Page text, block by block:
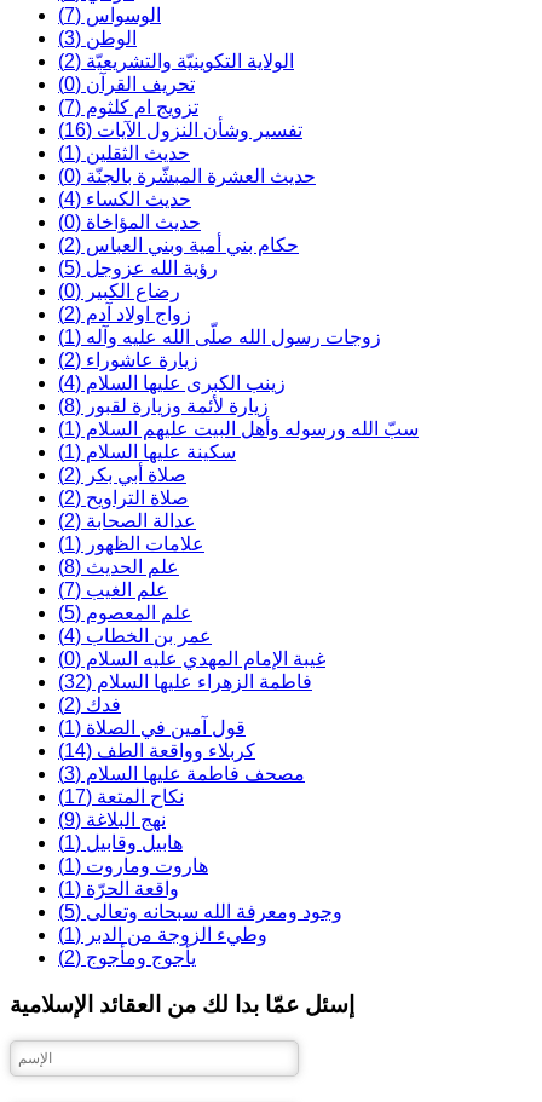
الوسواس (7)
الوطن (3)
الولاية التكوينيّة والتشريعيّة (2)
تحريف القرآن (0)
تزويج ام كلثوم (7)
تفسير وشأن النزول الآيات (16)
حديث الثقلين (1)
حديث العشرة المبشّرة بالجنّة (0)
حديث الكساء (4)
حديث المؤاخاة (0)
حكام بني أمية وبني العباس (2)
رؤية الله عزوجل (5)
رضاع الكبير (0)
زواج اولاد آدم (2)
زوجات رسول الله صلّى الله عليه وآله (1)
زيارة عاشوراء (2)
زينب الکبری عليها السلام (4)
زیارة لأئمة وزيارة لقبور (8)
سبّ الله ورسوله وأهل البيت عليهم السلام (1)
سكينة عليها السلام (1)
صلاة أبي بكر (2)
صلاة التراويح (2)
عدالة الصحابة (2)
علامات الظهور (1)
علم الحدیث (8)
علم الغيب (7)
علم المعصوم (5)
عمر بن الخطاب (4)
غيبة الإمام المهدي عليه السلام (0)
فاطمة الزهراء عليها السلام (32)
فدك (2)
قول آمين في الصلاة (1)
كربلاء وواقعة الطف (14)
مصحف فاطمة عليها السلام (3)
نكاح المتعة (17)
نهج البلاغة (9)
هابيل وقابيل (1)
هاروت وماروت (1)
واقعة الحرّة (1)
وجود ومعرفة الله سبحانه وتعالى (5)
وطيء الزوجة من الدبر (1)
يأجوج ومأجوج (2)
إسئل عمّا بدا لك من العقائد الإسلامية